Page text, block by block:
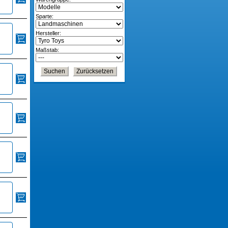
Sparte:
Hersteller:
Maßstab: